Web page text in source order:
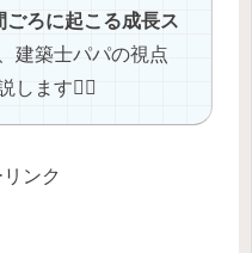
ごろに起こる成長ス
建築士パパの視点
します👷‍♂️
ンク